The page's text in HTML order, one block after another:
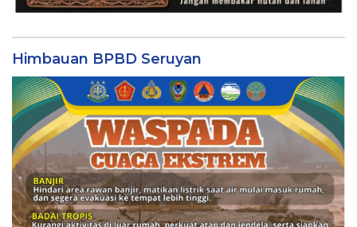
Himbauan BPBD Seruyan